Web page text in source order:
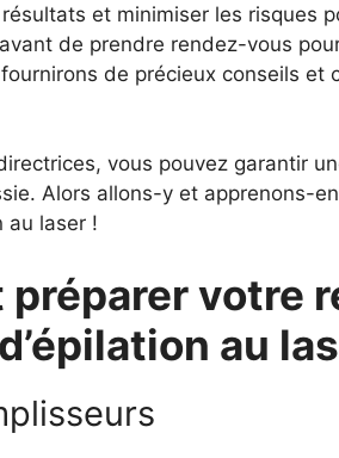
et minimiser les risques
de prendre rendez-vous
de précieux conseils et
, vous pouvez garantir
Alors allons-y et apprenons-
au laser !
préparer votre
d’épilation au